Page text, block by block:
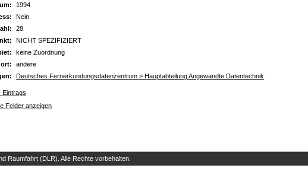
1994
Nein
28
NICHT SPEZIFIZIERT
keine Zuordnung
andere
Deutsches Fernerkundungsdatenzentrum > Hauptabteilung Angewandte Datentechnik
Eintrags
Felder anzeigen
Raumfahrt (DLR). Alle Rechte vorbehalten.